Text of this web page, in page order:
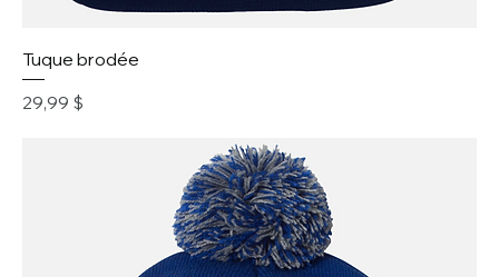
Tuque brodée
Prix
29,99 $